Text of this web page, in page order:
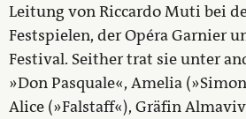
Leitung von Riccardo Muti bei
Festspielen, der Opéra Garnier
Festival. Seither trat sie unter
»Don Pasquale«, Amelia
Alice (»Falstaff«), Gräfin